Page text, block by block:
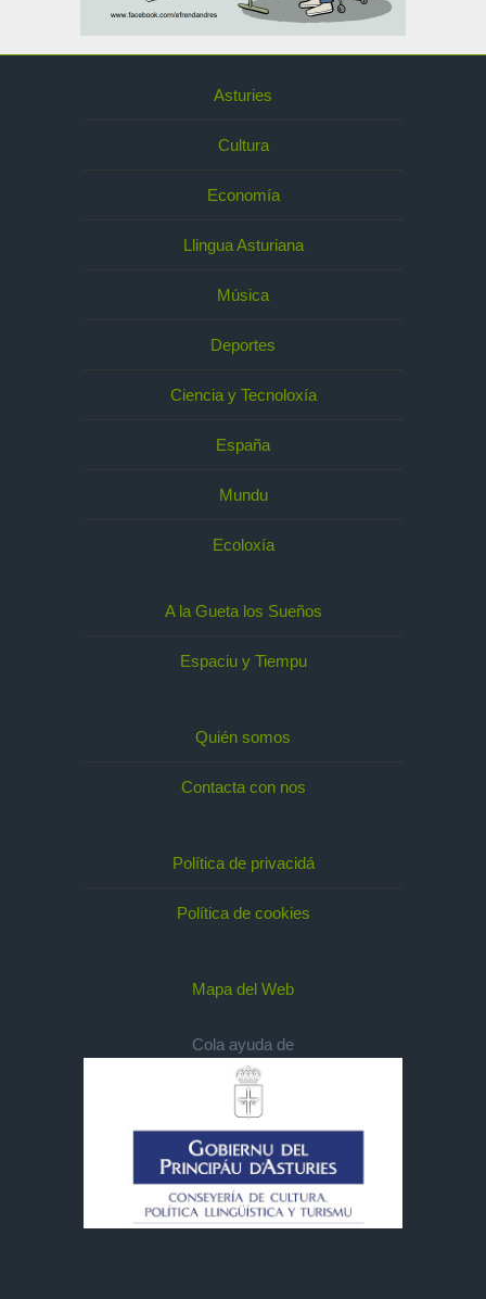
Asturies
Cultura
Economía
Llingua Asturiana
Música
Deportes
Ciencia y Tecnoloxía
España
Mundu
Ecoloxía
A la Gueta los Sueños
Espaciu y Tiempu
Quién somos
Contacta con nos
Política de privacidá
Política de cookies
Mapa del Web
Cola ayuda de